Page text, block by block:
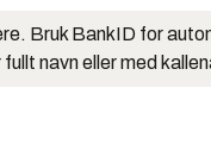
Bruk BankID for
navn eller med